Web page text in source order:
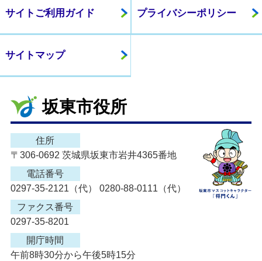
サイトご利用ガイド プライバシーポリシー
サイトマップ
坂東市役所
住所
〒306-0692 茨城県坂東市岩井4365番地
電話番号
0297-35-2121（代） 0280-88-0111（代）
ファクス番号
0297-35-8201
開庁時間
午前8時30分から午後5時15分